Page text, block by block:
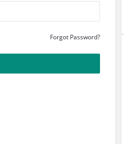
Forgot Password?